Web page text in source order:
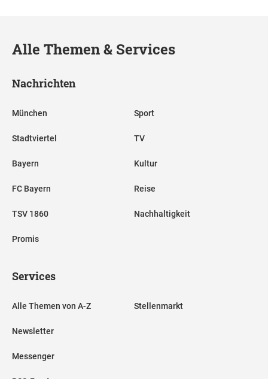
Alle Themen & Services
Nachrichten
München
Stadtviertel
Bayern
FC Bayern
TSV 1860
Promis
Sport
TV
Kultur
Reise
Nachhaltigkeit
Services
Alle Themen von A-Z
Newsletter
Messenger
Stellenmarkt